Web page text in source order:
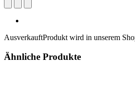
AusverkauftProdukt wird in unserem
Ähnliche Produkte